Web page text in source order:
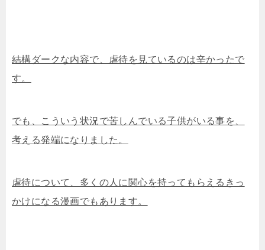
結構ダークな内容で、虐待を見ているのは辛かったで
す。
でも、こういう状況で苦しんでいる子供がいる事を、
考える発端になりました。
虐待について、多くの人に関心を持ってもらえるきっ
かけになる漫画でもあります。